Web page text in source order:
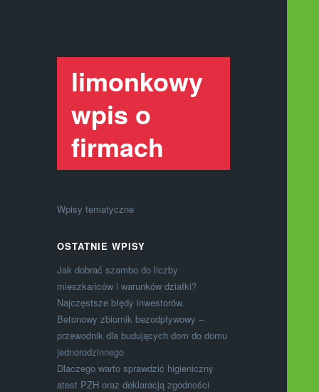
limonkowy
wpis o
firmach
Wpisy tematyczne
OSTATNIE WPISY
Jak dobrać szambo do liczby
mieszkańców i warunków działki?
Najczęstsze błędy inwestorów.
Betonowy zbiornik bezodpływowy –
przewodnik dla budujących dom do domu
jednorodzinnego
Dlaczego warto sprawdzić higieniczny
atest PZH oraz deklaracją zgodności